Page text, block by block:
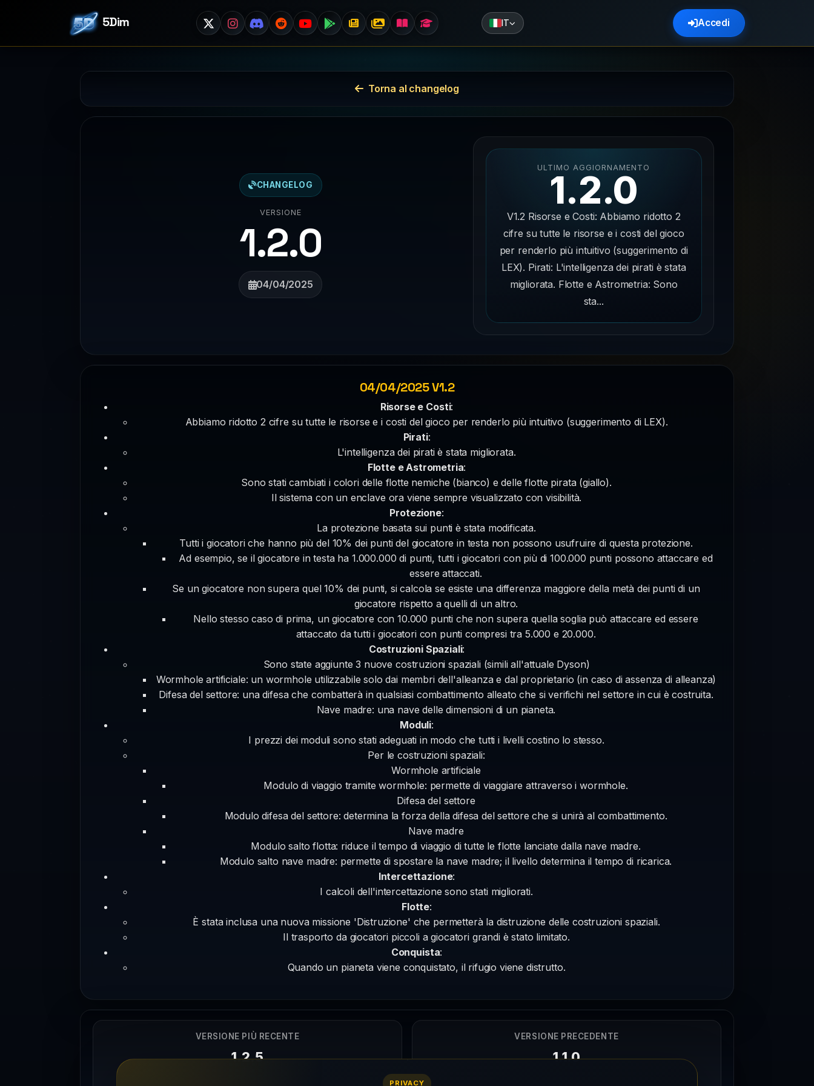
5Dim IT Accedi
Torna al changelog
CHANGELOG
VERSIONE
1.2.0
04/04/2025
ULTIMO AGGIORNAMENTO
1.2.0
V1.2 Risorse e Costi: Abbiamo ridotto 2
cifre su tutte le risorse e i costi del gioco
per renderlo più intuitivo (suggerimento di
LEX). Pirati: L'intelligenza dei pirati è stata
migliorata. Flotte e Astrometria: Sono
sta...
04/04/2025 V1.2
Risorse e Costi:
Abbiamo ridotto 2 cifre su tutte le risorse e i costi del gioco per renderlo più intuitivo (suggerimento di LEX).
Pirati:
L'intelligenza dei pirati è stata migliorata.
Flotte e Astrometria:
Sono stati cambiati i colori delle flotte nemiche (bianco) e delle flotte pirata (giallo).
Il sistema con un enclave ora viene sempre visualizzato con visibilità.
Protezione:
La protezione basata sui punti è stata modificata.
Tutti i giocatori che hanno più del 10% dei punti del giocatore in testa non possono usufruire di questa protezione.
Ad esempio, se il giocatore in testa ha 1.000.000 di punti, tutti i giocatori con più di 100.000 punti possono attaccare ed
essere attaccati.
Se un giocatore non supera quel 10% dei punti, si calcola se esiste una differenza maggiore della metà dei punti di un
giocatore rispetto a quelli di un altro.
Nello stesso caso di prima, un giocatore con 10.000 punti che non supera quella soglia può attaccare ed essere
attaccato da tutti i giocatori con punti compresi tra 5.000 e 20.000.
Costruzioni Spaziali:
Sono state aggiunte 3 nuove costruzioni spaziali (simili all'attuale Dyson)
Wormhole artificiale: un wormhole utilizzabile solo dai membri dell'alleanza e dal proprietario (in caso di assenza di alleanza)
Difesa del settore: una difesa che combatterà in qualsiasi combattimento alleato che si verifichi nel settore in cui è costruita.
Nave madre: una nave delle dimensioni di un pianeta.
Moduli:
I prezzi dei moduli sono stati adeguati in modo che tutti i livelli costino lo stesso.
Per le costruzioni spaziali:
Wormhole artificiale
Modulo di viaggio tramite wormhole: permette di viaggiare attraverso i wormhole.
Difesa del settore
Modulo difesa del settore: determina la forza della difesa del settore che si unirà al combattimento.
Nave madre
Modulo salto flotta: riduce il tempo di viaggio di tutte le flotte lanciate dalla nave madre.
Modulo salto nave madre: permette di spostare la nave madre; il livello determina il tempo di ricarica.
Intercettazione:
I calcoli dell'intercettazione sono stati migliorati.
Flotte:
È stata inclusa una nuova missione 'Distruzione' che permetterà la distruzione delle costruzioni spaziali.
Il trasporto da giocatori piccoli a giocatori grandi è stato limitato.
Conquista:
Quando un pianeta viene conquistato, il rifugio viene distrutto.
VERSIONE PIÙ RECENTE
1.2.5
VERSIONE PRECEDENTE
1.1.0
PRIVACY